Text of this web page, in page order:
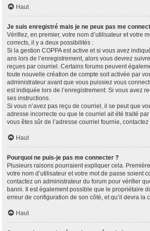
Haut
Je suis enregistré mais je ne peux pas me
Vérifiez, en premier, votre nom d’utilisateur et votre
corrects, il y a deux possibilités :
Si la gestion COPPA est active et si vous avez
ans lors de l’enregistrement, alors vous devrez
reçues par courriel. Certains forums peuvent
toute nouvelle création de compte soit activée par
administrateur avant que vous puissiez vous
est indiquée lors de l’enregistrement. Si vous avez
ses instructions.
Si vous n’avez pas reçu de courriel, il se peut que
adresse incorrecte ou que le courriel ait été traité
vous êtes sûr de l’adresse courriel fournie,
Haut
Pourquoi ne puis-je pas me connecter ?
Plusieurs raisons pourraient expliquer cela.
votre nom d’utilisateur et votre mot de passe soient
contactez un administrateur du forum pour vérifier
banni. Il est également possible que le propriétaire
erreur de configuration de son côté, et qu’il devra la
Haut